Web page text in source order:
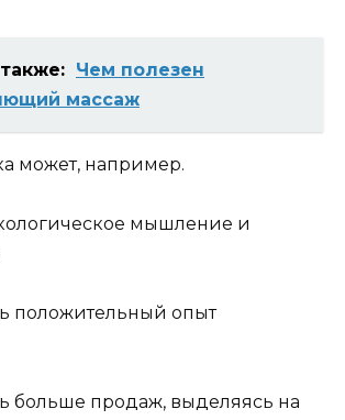
Чем полезен
массаж
может, например.
мышление и
положительный опыт
больше продаж, выделяясь на